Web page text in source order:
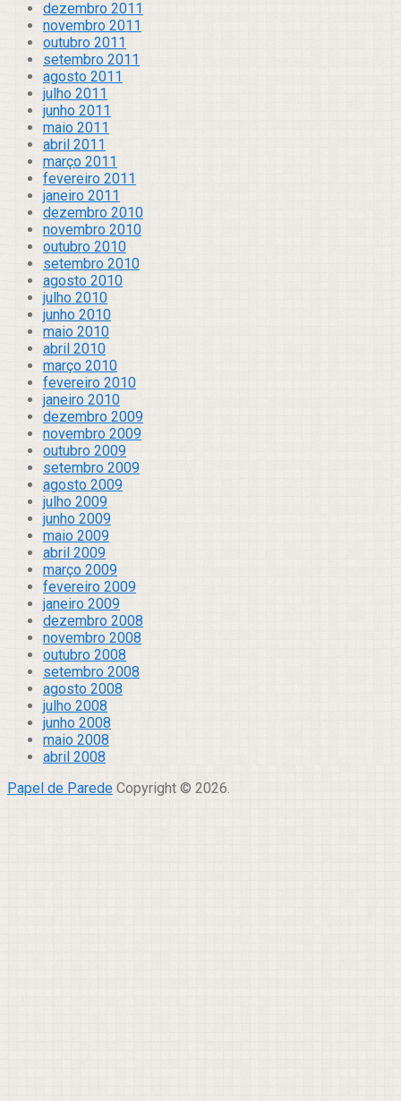
dezembro 2011
novembro 2011
outubro 2011
setembro 2011
agosto 2011
julho 2011
junho 2011
maio 2011
abril 2011
março 2011
fevereiro 2011
janeiro 2011
dezembro 2010
novembro 2010
outubro 2010
setembro 2010
agosto 2010
julho 2010
junho 2010
maio 2010
abril 2010
março 2010
fevereiro 2010
janeiro 2010
dezembro 2009
novembro 2009
outubro 2009
setembro 2009
agosto 2009
julho 2009
junho 2009
maio 2009
abril 2009
março 2009
fevereiro 2009
janeiro 2009
dezembro 2008
novembro 2008
outubro 2008
setembro 2008
agosto 2008
julho 2008
junho 2008
maio 2008
abril 2008
Papel de Parede Copyright © 2026.